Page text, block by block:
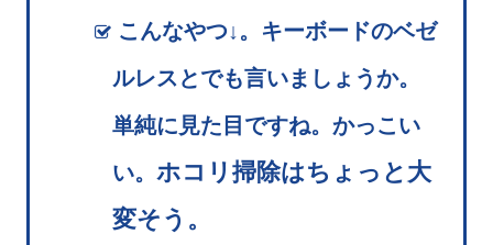
こんなやつ↓。キーボードのベゼ
ルレスとでも言いましょうか。
単純に見た目ですね。かっこい
い。 ホコリ掃除はちょっと大
変そう。